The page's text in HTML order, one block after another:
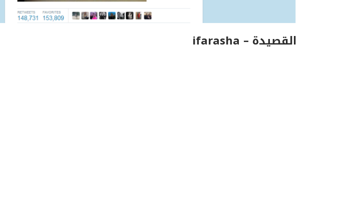
القصيدة – ifarasha